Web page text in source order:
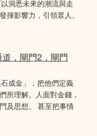
洞悉未來的潮流與走
揮影響力，引領眾人。
，閘門2，閘門
成金」，把他們定義
所理解。人面對金錢，
及思想。 甚至把事情